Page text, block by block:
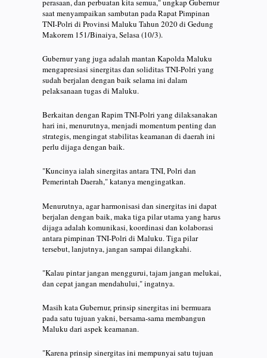
perasaan, dan perbuatan kita semua," ungkap Gubernur
saat menyampaikan sambutan pada Rapat Pimpinan
TNI-Polri di Provinsi Maluku Tahun 2020 di Gedung
Makorem 151/Binaiya, Selasa (10/3).
Gubernur yang juga adalah mantan Kapolda Maluku
mengapresiasi sinergitas dan soliditas TNI-Polri yang
sudah berjalan dengan baik selama ini dalam
pelaksanaan tugas di Maluku.
Berkaitan dengan Rapim TNI-Polri yang dilaksanakan
hari ini, menurutnya, menjadi momentum penting dan
strategis, mengingat stabilitas keamanan di daerah ini
perlu dijaga dengan baik.
"Kuncinya ialah sinergitas antara TNI, Polri dan
Pemerintah Daerah," katanya mengingatkan.
Menurutnya, agar harmonisasi dan sinergitas ini dapat
berjalan dengan baik, maka tiga pilar utama yang harus
dijaga adalah komunikasi, koordinasi dan kolaborasi
antara pimpinan TNI-Polri di Maluku. Tiga pilar
tersebut, lanjutnya, jangan sampai dilangkahi.
"Kalau pintar jangan menggurui, tajam jangan melukai,
dan cepat jangan mendahului," ingatnya.
Masih kata Gubernur, prinsip sinergitas ini bermuara
pada satu tujuan yakni, bersama-sama membangun
Maluku dari aspek keamanan.
"Karena prinsip sinergitas ini mempunyai satu tujuan